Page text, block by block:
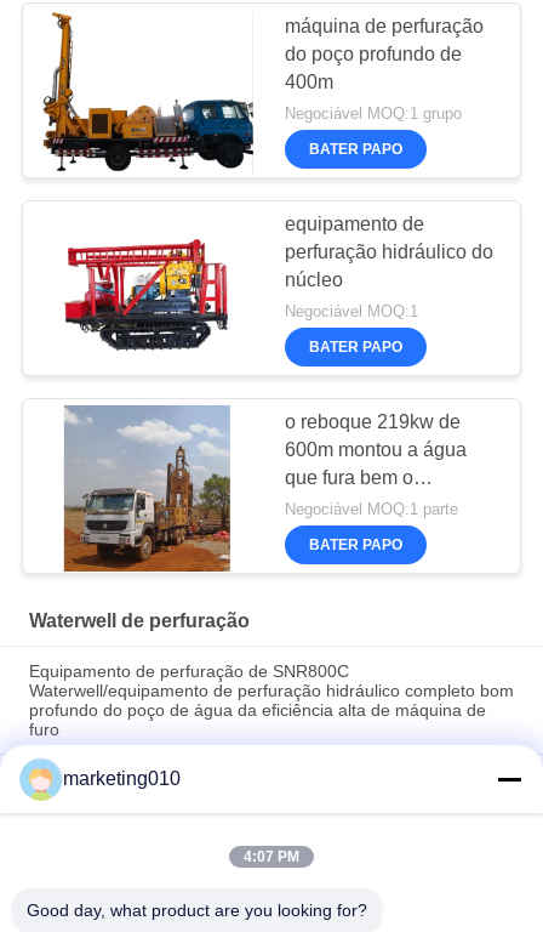
máquina de perfuração
do poço profundo de
400m
Negociável MOQ:1 grupo
BATER PAPO
equipamento de
perfuração hidráulico do
núcleo
Negociável MOQ:1
BATER PAPO
o reboque 219kw de
600m montou a água
que fura bem o
equipamento
Negociável MOQ:1 parte
BATER PAPO
Waterwell de perfuração
Equipamento de perfuração de SNR800C
Waterwell/equipamento de perfuração hidráulico completo bom
profundo do poço de água da eficiência alta de máquina de
furo
equipamento de perfuração hidráulico completo Multi-funcional
de Waterwell/equipamento perfuração do núcleo, profundidade
de furo 650m
Perfuração altamente eficiente do equipamento de perfuração
marketing010
4:07 PM
Good day, what product are you looking for?